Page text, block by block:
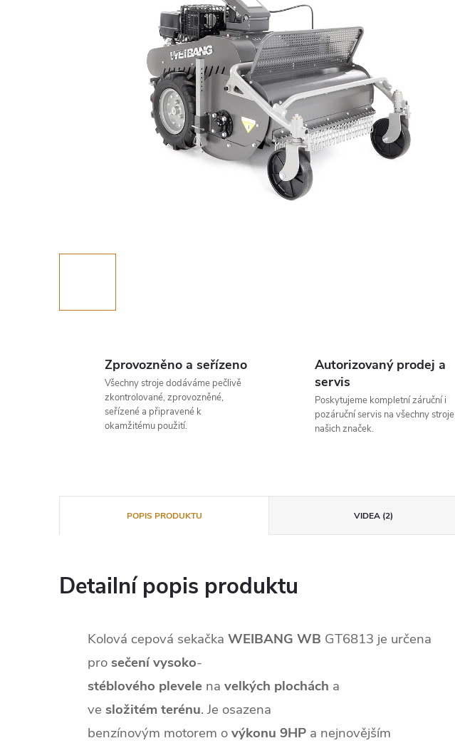
Zprovozněno a seřízeno
Všechny stroje dodáváme pečlivě
zkontrolované, zprovozněné,
seřízené a připravené k
okamžitému použití.
Autorizovaný prodej a
servis
Poskytujeme kompletní záruční i
pozáruční servis na všechny stroje
našich značek.
POPIS PRODUKTU VIDEA (2)
Detailní popis produktu
Kolová cepová sekačka WEIBANG WB GT6813 je určena
prosečenívysoko-
stéblového plevele na velkých plochách a
ve složitém terénu. Je osazena
benzínovým motorem ovýkonu 9HP a nejnovějším